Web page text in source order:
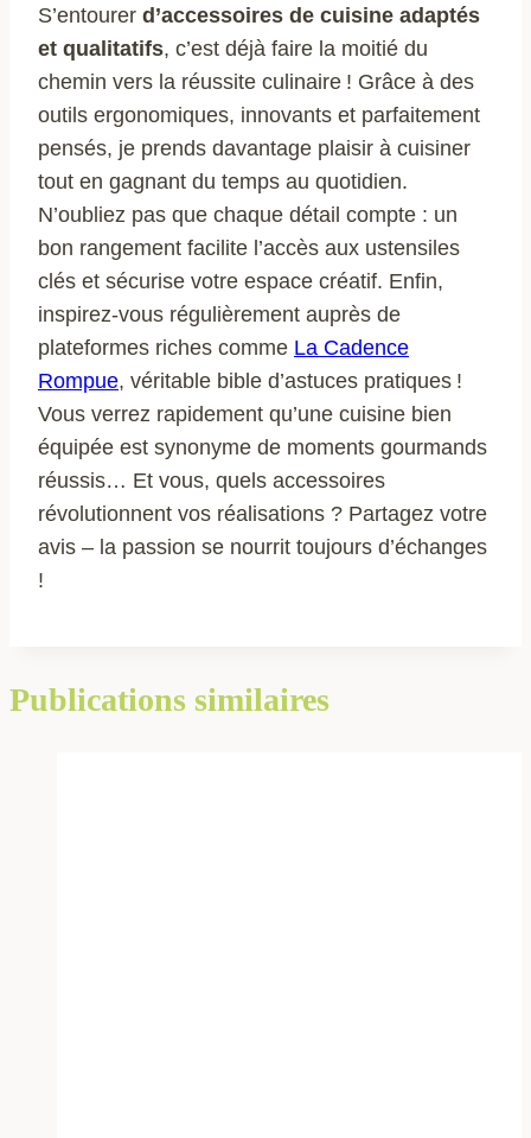
S’entourer d’accessoires de cuisine adaptés
et qualitatifs, c’est déjà faire la moitié du
chemin vers la réussite culinaire ! Grâce à des
outils ergonomiques, innovants et parfaitement
pensés, je prends davantage plaisir à cuisiner
tout en gagnant du temps au quotidien.
N’oubliez pas que chaque détail compte : un
bon rangement facilite l’accès aux ustensiles
clés et sécurise votre espace créatif. Enfin,
inspirez-vous régulièrement auprès de
plateformes riches comme La Cadence
Rompue, véritable bible d’astuces pratiques !
Vous verrez rapidement qu’une cuisine bien
équipée est synonyme de moments gourmands
réussis… Et vous, quels accessoires
révolutionnent vos réalisations ? Partagez votre
avis – la passion se nourrit toujours d’échanges
!
Publications similaires